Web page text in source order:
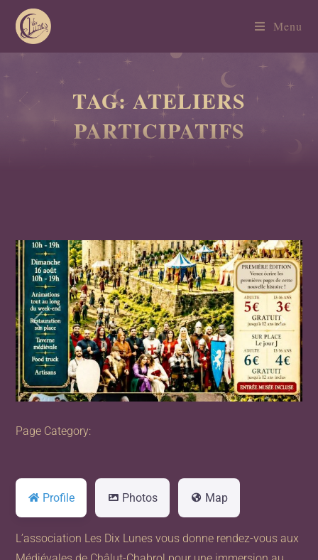
Menu
TAG: ATELIERS
PARTICIPATIFS
Previous Next
Page Category:
Profile Photos Map
L’association Les Dix Lunes vous donne rendez-vous aux